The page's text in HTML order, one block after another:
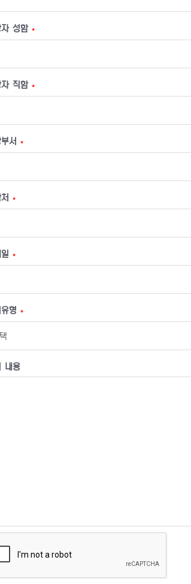
자 성함 *
자 직함 *
서 *
*
*
형 *
내용